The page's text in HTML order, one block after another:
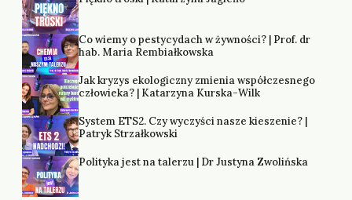
Co wiemy o pestycydach w żywności? | Prof. dr
hab. Maria Rembiałkowska
Jak kryzys ekologiczny zmienia współczesnego
człowieka? | Katarzyna Kurska-Wilk
System ETS2. Czy wyczyści nasze kieszenie? |
Patryk Strzałkowski
Polityka jest na talerzu | Dr Justyna Zwolińska